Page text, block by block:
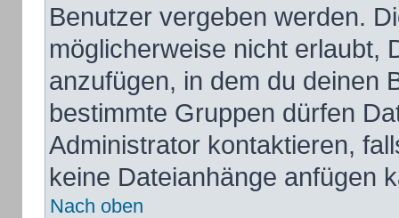
Benutzer vergeben werden.
möglicherweise nicht erlaubt,
anzufügen, in dem du deinen
bestimmte Gruppen dürfen
Administrator kontaktieren,
keine Dateianhänge anfügen
Nach oben